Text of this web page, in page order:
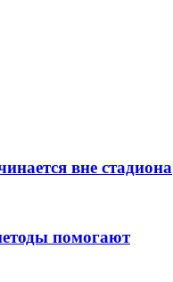
вне стадиона
помогают